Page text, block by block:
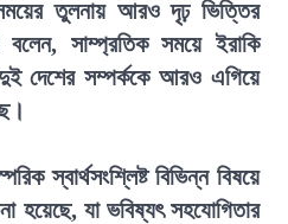
তুলনায় আরও দৃঢ় ভিত্তির
সাম্প্রতিক সময়ে ইরাকি
দেশের সম্পর্ককে আরও এগিয়ে
স্বার্থসংশ্লিষ্ট বিভিন্ন বিষয়ে
যা ভবিষ্যৎ সহযোগিতার